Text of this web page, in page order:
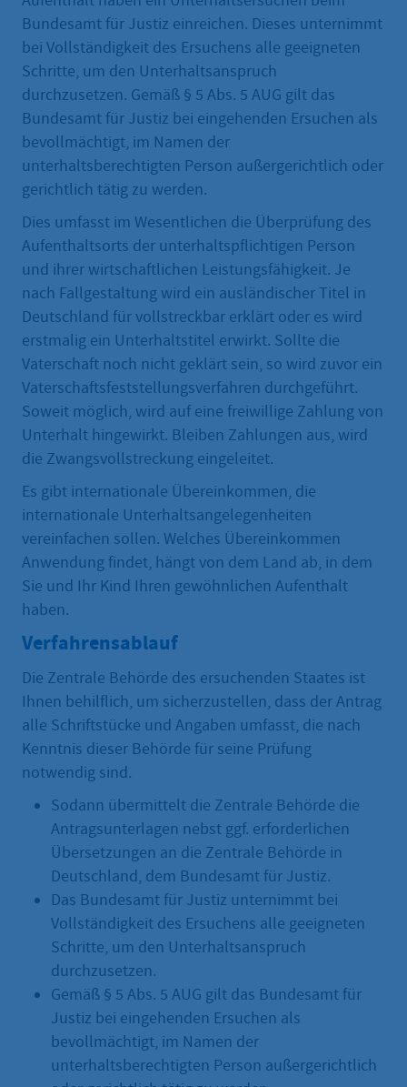
Bundesamt für Justiz einreichen. Dieses unternimmt
bei Vollständigkeit des Ersuchens alle geeigneten
Schritte, um den Unterhaltsanspruch
durchzusetzen. Gemäß § 5 Abs. 5 AUG gilt das
Bundesamt für Justiz bei eingehenden Ersuchen als
bevollmächtigt, im Namen der
unterhaltsberechtigten Person außergerichtlich oder
gerichtlich tätig zu werden.
Dies umfasst im Wesentlichen die Überprüfung des
Aufenthaltsorts der unterhaltspflichtigen Person
und ihrer wirtschaftlichen Leistungsfähigkeit. Je
nach Fallgestaltung wird ein ausländischer Titel in
Deutschland für vollstreckbar erklärt oder es wird
erstmalig ein Unterhaltstitel erwirkt. Sollte die
Vaterschaft noch nicht geklärt sein, so wird zuvor ein
Vaterschaftsfeststellungsverfahren durchgeführt.
Soweit möglich, wird auf eine freiwillige Zahlung von
Unterhalt hingewirkt. Bleiben Zahlungen aus, wird
die Zwangsvollstreckung eingeleitet.
Es gibt internationale Übereinkommen, die
internationale Unterhaltsangelegenheiten
vereinfachen sollen. Welches Übereinkommen
Anwendung findet, hängt von dem Land ab, in dem
Sie und Ihr Kind Ihren gewöhnlichen Aufenthalt
haben.
Verfahrensablauf
Die Zentrale Behörde des ersuchenden Staates ist
Ihnen behilflich, um sicherzustellen, dass der Antrag
alle Schriftstücke und Angaben umfasst, die nach
Kenntnis dieser Behörde für seine Prüfung
notwendig sind.
Sodann übermittelt die Zentrale Behörde die
Antragsunterlagen nebst ggf. erforderlichen
Übersetzungen an die Zentrale Behörde in
Deutschland, dem Bundesamt für Justiz.
Das Bundesamt für Justiz unternimmt bei
Vollständigkeit des Ersuchens alle geeigneten
Schritte, um den Unterhaltsanspruch
durchzusetzen.
Gemäß § 5 Abs. 5 AUG gilt das Bundesamt für
Justiz bei eingehenden Ersuchen als
bevollmächtigt, im Namen der
unterhaltsberechtigten Person außergerichtlich